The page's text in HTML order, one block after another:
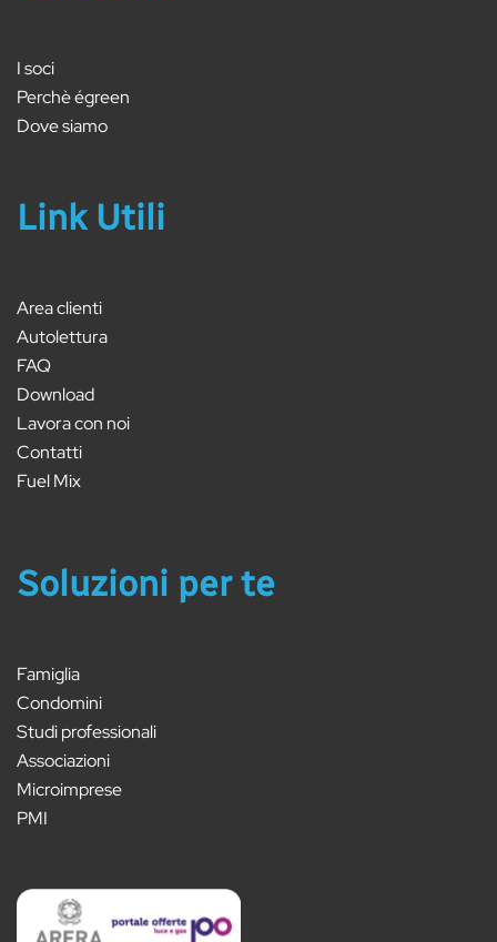
I soci
Perchè égreen
Dove siamo
Link Utili
Area clienti
Autolettura
FAQ
Download
Lavora con noi
Contatti
Fuel Mix
Soluzioni per te
Famiglia
Condomini
Studi professionali
Associazioni
Microimprese
PMI